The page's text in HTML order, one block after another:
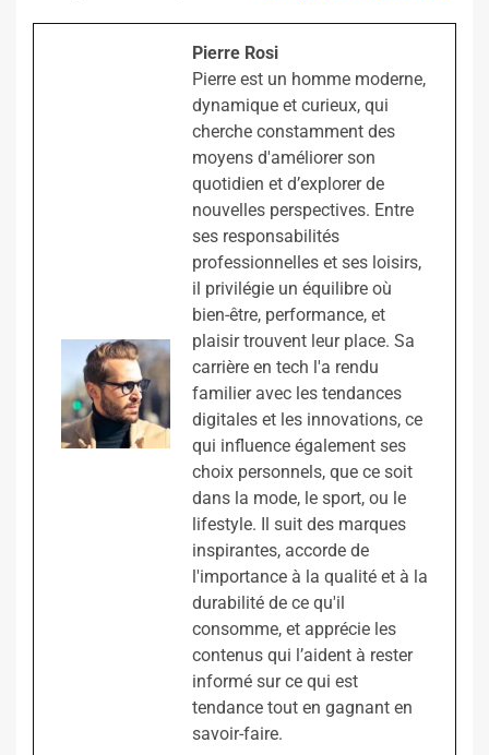
Pierre Rosi
Pierre est un homme moderne,
dynamique et curieux, qui
cherche constamment des
moyens d'améliorer son
quotidien et d’explorer de
nouvelles perspectives. Entre
ses responsabilités
professionnelles et ses loisirs,
il privilégie un équilibre où
bien-être, performance, et
plaisir trouvent leur place. Sa
carrière en tech l'a rendu
familier avec les tendances
digitales et les innovations, ce
qui influence également ses
choix personnels, que ce soit
dans la mode, le sport, ou le
lifestyle. Il suit des marques
inspirantes, accorde de
l'importance à la qualité et à la
durabilité de ce qu'il
consomme, et apprécie les
contenus qui l’aident à rester
informé sur ce qui est
tendance tout en gagnant en
savoir-faire.